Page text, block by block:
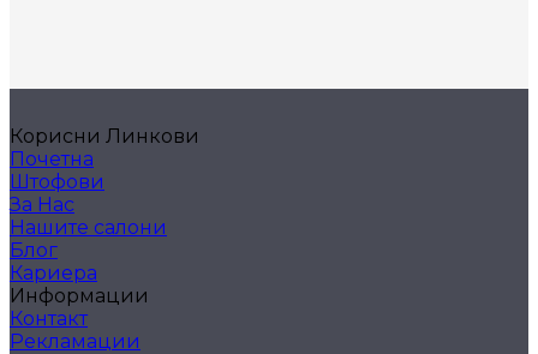
Корисни Линкови
Почетна
Штофови
За Нас
Нашите салони
Блог
Кариера
Информации
Контакт
Рекламации